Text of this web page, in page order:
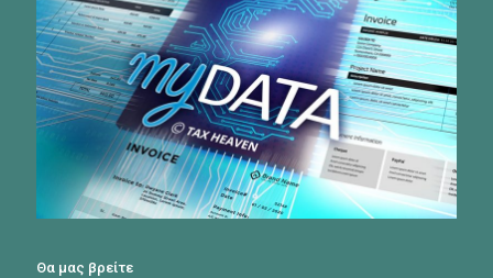
Θα μας βρείτε